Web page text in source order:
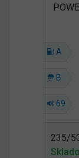
A
B
69
235/